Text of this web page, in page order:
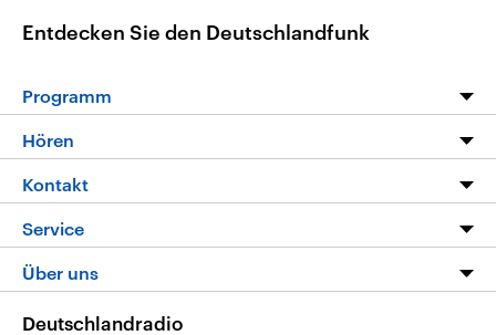
Entdecken Sie den Deutschlandfunk
Programm
Programm
Die Nachrichten
Nachrichtenleicht
Neue Beiträge auf dlf.de
Hören
Livestream
Podcasts
Deutschlandfunk App
Nachrichten App
Kontakt
Hörerservice
Service
FAQ
Über uns
Deutschlandradio